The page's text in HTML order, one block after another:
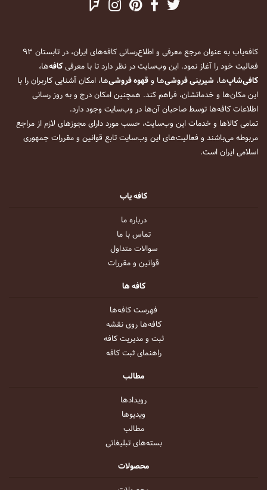
کافه‌یاب به عنوان مرجع معرفی و اطلاع‌رسانی کافه‌های ایران، در تابستان ۹۳
فعالیت خود را آغاز نمود. این وب‌سایت در نظر دارد تا با معرفیکافه‌ها،
کافی‌شاپ‌ها، شیرینی فروشی‌ها وقهوه فروشی‌ها، امکان آشنایی کاربران را با
این مکان‌ها و خدماتشان، فراهم کند. همچنین امکان درج و به روز رسانی
اطلاعات کافه‌ها توسط صاحبان آن‌ها در وب‌سایت وجود دارد.
تمامی کالاها و خدمات این وب‌سایت، حسب مورد دارای مجوزهای لازم از مراجع
مربوطه می‌باشند و فعالیت‌های این وب‌سایت تابع قوانین و مقررات جمهوری
اسلامی ایران است.
کافه یاب
درباره ما
تماس با ما
سوالات متداول
قوانین و مقررات
کافه ها
فهرست کافه‌ها
کافه‌ها روی نقشه
ثبت و مدیریت کافه
راهنمای ثبت کافه
مطالب
رویداد‌ها
ویدیو‌ها
مطالب
بسته‌های تبلیغاتی
محصولات